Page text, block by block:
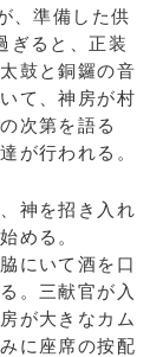
、準備した供
ぎると、正装
鼓と銅鑼の音
て、神房が村
次第を語る
が行われる。
神を招き入れ
める。
にいて酒を口
。三献官が入
が大きなカム
に座席の按配